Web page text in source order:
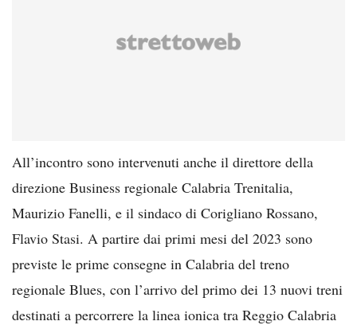
All’incontro sono intervenuti anche il direttore della
direzione Business regionale Calabria Trenitalia,
Maurizio Fanelli, e il sindaco di Corigliano Rossano,
Flavio Stasi. A partire dai primi mesi del 2023 sono
previste le prime consegne in Calabria del treno
regionale Blues, con l’arrivo del primo dei 13 nuovi treni
destinati a percorrere la linea ionica tra Reggio Calabria